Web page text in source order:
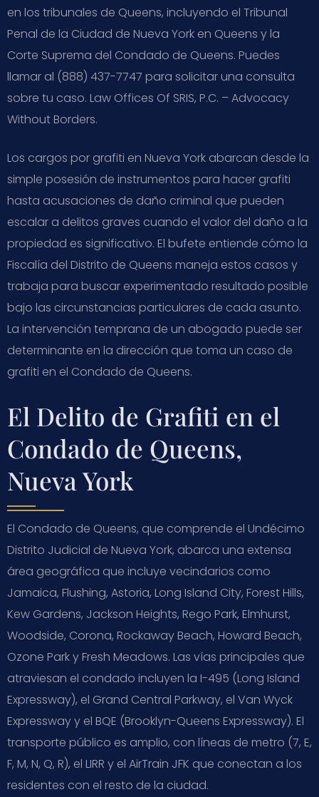
en los tribunales de Queens, incluyendo el Tribunal
Penal de la Ciudad de Nueva York en Queens y la
Corte Suprema del Condado de Queens. Puedes
llamar al (888) 437-7747 para solicitar una consulta
sobre tu caso. Law Offices Of SRIS, P.C. – Advocacy
Without Borders.
Los cargos por grafiti en Nueva York abarcan desde la
simple posesión de instrumentos para hacer grafiti
hasta acusaciones de daño criminal que pueden
escalar a delitos graves cuando el valor del daño a la
propiedad es significativo. El bufete entiende cómo la
Fiscalía del Distrito de Queens maneja estos casos y
trabaja para buscar experimentado resultado posible
bajo las circunstancias particulares de cada asunto.
La intervención temprana de un abogado puede ser
determinante en la dirección que toma un caso de
grafiti en el Condado de Queens.
El Delito de Grafiti en el
Condado de Queens,
Nueva York
El Condado de Queens, que comprende el Undécimo
Distrito Judicial de Nueva York, abarca una extensa
área geográfica que incluye vecindarios como
Jamaica, Flushing, Astoria, Long Island City, Forest Hills,
Kew Gardens, Jackson Heights, Rego Park, Elmhurst,
Woodside, Corona, Rockaway Beach, Howard Beach,
Ozone Park y Fresh Meadows. Las vías principales que
atraviesan el condado incluyen la I-495 (Long Island
Expressway), el Grand Central Parkway, el Van Wyck
Expressway y el BQE (Brooklyn-Queens Expressway). El
transporte público es amplio, con líneas de metro (7, E,
F, M, N, Q, R), el LIRR y el AirTrain JFK que conectan a los
residentes con el resto de la ciudad.